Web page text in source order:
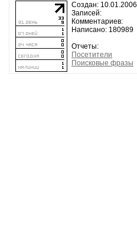
Создан: 10.01.2006
Записей:
Комментариев:
Написано: 180989
Отчеты:
Посетители
Поисковые фразы